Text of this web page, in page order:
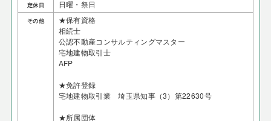
定休日 日曜・祭日
その他
★保有資格
相続士
公認不動産コンサルティングマスター
宅地建物取引士
AFP
★免許登録
宅地建物取引業 埼玉県知事（3）第22630号
★所属団体